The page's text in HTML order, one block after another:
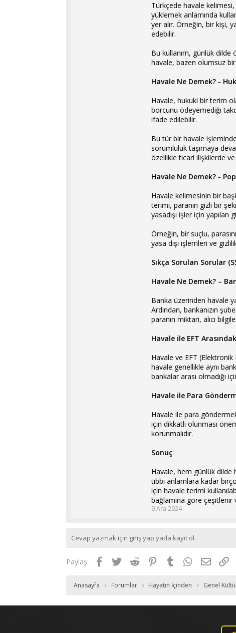
Türkçede havale
yüklemek anlamında
yer alır. Örneğin, bir kişi,
edebilir.
Bu kullanım, günlük dilde
havale, bazen olumsuz
Havale Ne Demek? -
Havale, hukuki bir terim
borcunu ödeyemediği
ifade edilebilir.
Bu tür bir havale
sorumluluk taşımaya
özellikle ticari ilişkilerde
Havale Ne Demek? -
Havale kelimesinin bir
terimi, paranın gizli bir
yasadışı işler için
Örneğin, bir suçlu,
yasa dışı işlemleri ve
Sıkça Sorulan Sorular
Havale Ne Demek? –
Banka üzerinden havale
Ardından, bankanızın
paranın miktarı, alıcı
Havale ile EFT
Havale ve EFT
havale genellikle aynı
bankalar arası olmadığı
Havale ile Para
Havale ile para
için dikkatli olunması
korunmalıdır.
Sonuç
Havale, hem günlük dilde
tıbbi anlamlara kadar
için havale terimi
bağlamına göre çeşitlenir
9 Ara 2024
Cevap yazmak için giriş yap yada kayıt ol.
Paylaş: Facebook
TwitterReddit PinterestTumblr WhatsApp
E-posta
Anasayfa Forumlar Hayatın İçinden Genel